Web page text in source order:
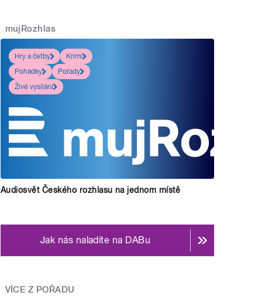
mujRozhlas
Hry a četby
Krimi
Pohádky
Pořady
Živé vysílání
Audiosvět Českého rozhlasu na jednom místě
Jak nás naladíte na DABu
VÍCE Z POŘADU